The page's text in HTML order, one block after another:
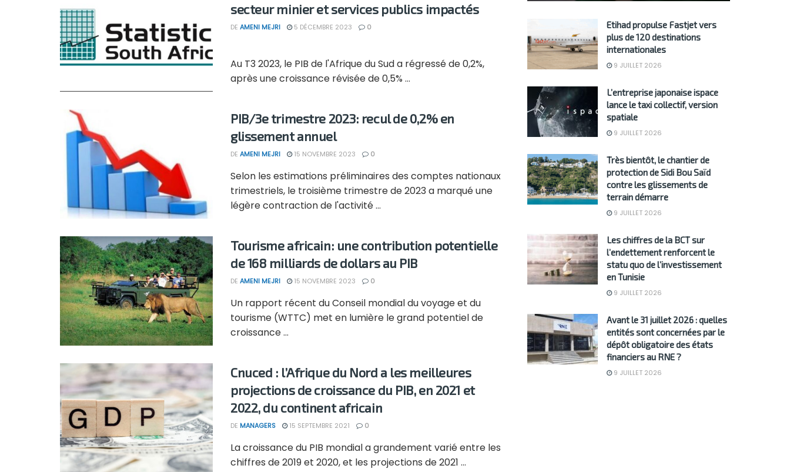
secteur minier et services publics impactés
DE AMENI MEJRI 5 DÉCEMBRE 2023 0
Au T3 2023, le PIB de l'Afrique du Sud a régressé de 0,2%,
après une croissance révisée de 0,5% ...
PIB/3e trimestre 2023: recul de 0,2% en
glissement annuel
DE AMENI MEJRI 15 NOVEMBRE 2023 0
Selon les estimations préliminaires des comptes nationaux
trimestriels, le troisième trimestre de 2023 a marqué une
légère contraction de l'activité ...
Tourisme africain: une contribution potentielle
de 168 milliards de dollars au PIB
DE AMENI MEJRI 15 NOVEMBRE 2023 0
Un rapport récent du Conseil mondial du voyage et du
tourisme (WTTC) met en lumière le grand potentiel de
croissance ...
Cnuced : l’Afrique du Nord a les meilleures
projections de croissance du PIB, en 2021 et
2022, du continent africain
DE MANAGERS 15 SEPTEMBRE 2021 0
La croissance du PIB mondial a grandement varié entre les
chiffres de 2019 et 2020, et les projections de 2021 ...
Etihad propulse Fastjet vers
plus de 120 destinations
internationales
9 JUILLET 2026
L’entreprise japonaise ispace
lance le taxi collectif, version
spatiale
9 JUILLET 2026
Très bientôt, le chantier de
protection de Sidi Bou Saïd
contre les glissements de
terrain démarre
9 JUILLET 2026
Les chiffres de la BCT sur
l’endettement renforcent le
statu quo de l’investissement
en Tunisie
9 JUILLET 2026
Avant le 31 juillet 2026 : quelles
entités sont concernées par le
dépôt obligatoire des états
financiers au RNE ?
9 JUILLET 2026